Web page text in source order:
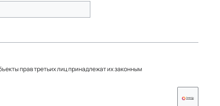
прав третьих лиц принадлежат их законным